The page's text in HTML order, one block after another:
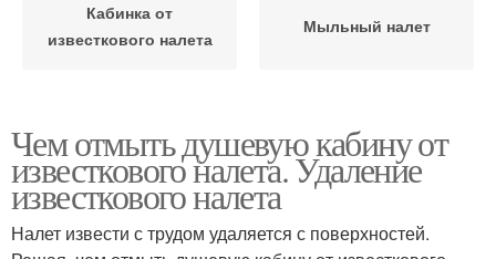
Кабинка от
известкового налета
Мыльный налет
Чем отмыть душевую кабину от
известкового налета. Удаление
известкового налета
Налет извести с трудом удаляется с поверхностей.